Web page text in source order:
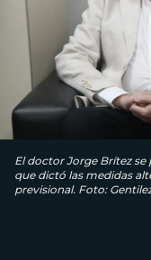
El doctor Jorge Brítez se
que dictó las medidas
previsional. Foto: